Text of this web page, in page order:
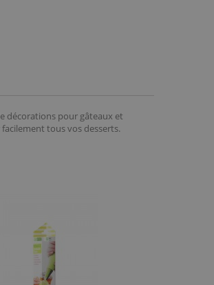
décorations pour gâteaux et
tous vos desserts.